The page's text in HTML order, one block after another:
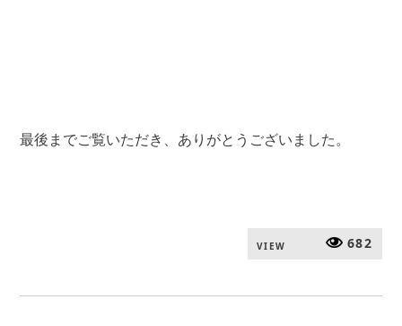
最後までご覧いただき、ありがとうございました。
VIEW 682